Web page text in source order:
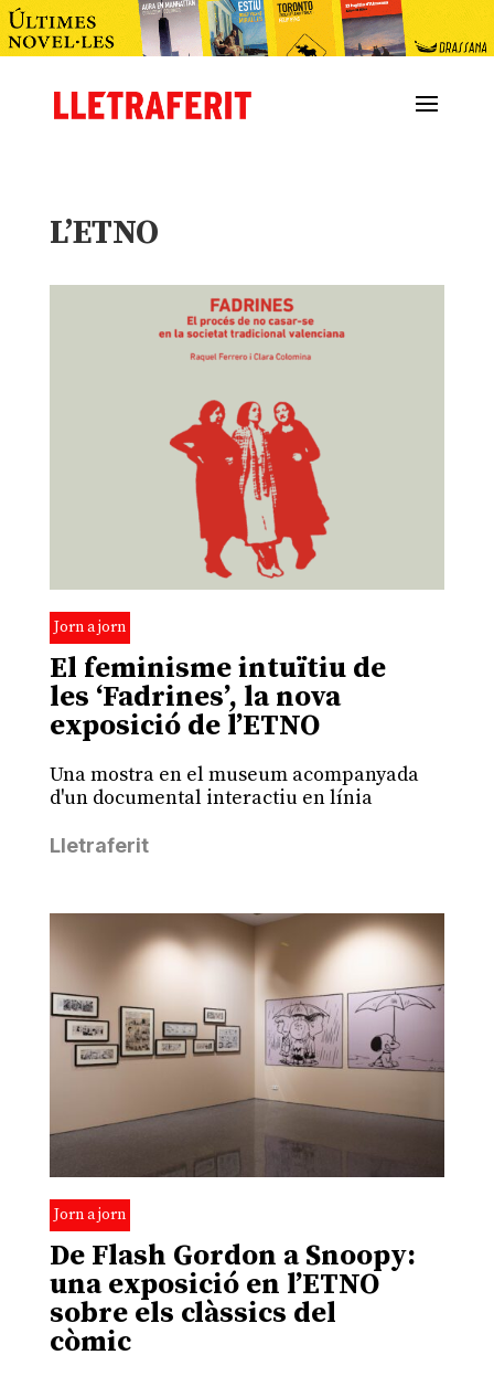
L’ETNO
Jorn a jorn
El feminisme intuïtiu de
les ‘Fadrines’, la nova
exposició de l’ETNO
Una mostra en el museum acompanyada
d'un documental interactiu en línia
Lletraferit
Jorn a jorn
De Flash Gordon a Snoopy:
una exposició en l’ETNO
sobre els clàssics del
còmic